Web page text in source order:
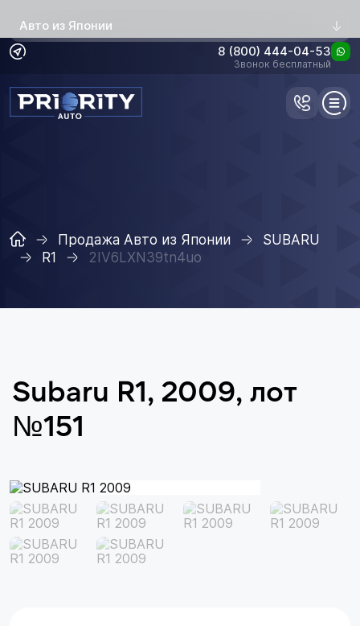
Авто из Японии
8 (800) 444-04-53
Звонок бесплатный
Продажа Авто из Японии
SUBARU
R1
2IV6LXN39tn4uo
Subaru R1, 2009, лот
№151